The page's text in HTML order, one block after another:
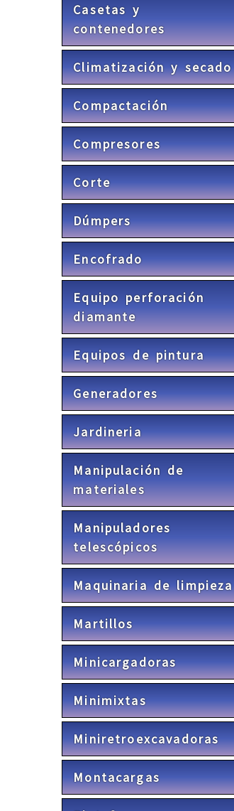
Casetas y
contenedores
Climatización y secado
Compactación
Compresores
Corte
Dúmpers
Encofrado
Equipo perforación
diamante
Equipos de pintura
Generadores
Jardineria
Manipulación de
materiales
Manipuladores
telescópicos
Maquinaria de limpieza
Martillos
Minicargadoras
Minimixtas
Miniretroexcavadoras
Montacargas